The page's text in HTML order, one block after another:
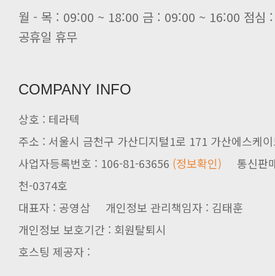
[전자신문] 당신의 AI GPU, 지..
공휴일 휴무
COMPANY INFO
상호 : 테라텍
주소 : 서울시 금천구 가산디지털1로 171 가산에스케
사업자등록번호 : 106-81-63656 (정보확인)
천-0374호
대표자 : 공영삼 개인정보 관리책임자 : 김태훈
개인정보 보호기간 : 회원탈퇴시
호스팅 제공자 :